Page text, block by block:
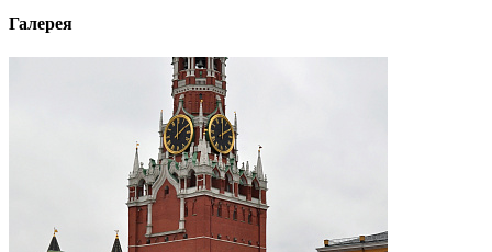
Галерея